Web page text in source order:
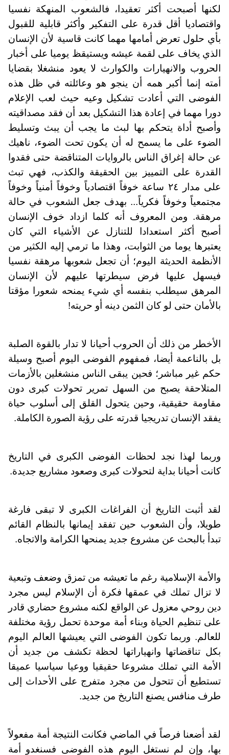
لكنها أصبحت أكثر تعقيدا، فالشعوب المنهكة نفسيا
واقتصاديا أقل قدرة على التفكير وأكثر قابلية للقبول
بأي حلول تعرض أمامها مهما كانت قاسية لأن الإنسان
الذي يخاف على لقمة عيشه ويستيقظ يوميا على أخبار
الحروب والانهيارات والكوارث لا يعود منشغلا بقضايا
أمته إنما أكبر همه أن ينجو هو وعائلته في ظل هذه
الفوضى التي أعادت تشكيل وعيه حيث لعب الإعلام
دورا مهما في إعادة هذا التشكيل بعد أن فقد مصداقيته
وأصبح أداة يتحكم بها لبث ما يجب أن يبث وتسليط
الضوء على ما يسمح له أن يكون تحت الضوء، ناهيك
عن حالة إغراق الناس بالروايات المتناقضة حتى فقدوا
القدرة على التمييز بين الحقيقة والكذب، فهي تبث
على مدار ٢٤ ساعة خوفاً اقتصادياً وخوفاً أمنياً وخوفاً
مجتمعياً وخوفاً فكرياً... بهدف جعل الشعوب في حالة
مرهقة. ومن المعروف أنه كلما ازداد خوف الإنسان
أصبح أكثر استعدادا للتنازل عن الأشياء التي كان
يعتبرها يوما من الثوابت، وهذا ما ترمي إليه الكثير من
الأنظمة الحديثة اليوم؛ أن تجعل شعوبها مرهقة نفسيا
فيسهل عليها فرض سيطرتها عليهم لأن الإنسان
المرهق سيطلب بنفسه أي شيء يمنحه شعورا مؤقتا
بالأمان حتى لو كان الثمن دينه أو حريته!
الأخطر من ذلك أن الحروب أحيانا لا تدار بالقوة الصلبة
بل بالناعمة أيضا، فمفهوم الفوضى اليوم أصبح وسيلة
حكم غير مباشر؛ فحين يبقى الناس منشغلين بالأزمات
المتلاحقة يصبح من السهل تمرير تحولات كبرى دون
مقاومة حقيقية، وحين يتحول القلق إلى أسلوب حياة
يفقد الإنسان تدريجيا قدرته على رؤية الصورة الكاملة.
وربما لهذا نجد لحظات الفوضى الكبرى في التاريخ
كانت أحيانا بداية لتحولات كبرى وصعود مشاريع جديدة.
لقد أثبت التاريخ أن الفراغات الكبرى لا تبقى فارغة
طويلا، وأن الشعوب حين تفقد إيمانها بالنظام القائم
تبدأ بالبحث عن مشروع جديد يمنحها الكرامة والاتجاه.
والأمة الإسلامية رغم ما تعيشه من تمزق وضعف وتبعية
لا تزال تملك في عمقها فكرة أن الإسلام ليس مجرد
دين روحي معزول عن الواقع لكنه مشروع حضاري قادر
على تنظيم الحياة وبناء أمة موحدة تحمل رؤية مختلفة
للعالم. وربما تكون الفوضى التي يعيشها العالم اليوم
بكل تناقضاتها وانهياراتها لحظة تكشف من جديد أن
الأمة التي تملك مشروعا حقيقيا ووعيا سياسيا عميقا
تستطيع أن تتحول من مجرد متفرج على الأحداث إلى
طرف منافس يصنع التاريخ من جديد.
لقد أضعنا فرصاً في الماضي فكانت النتيجة أمة مفعولاً
بها، وإن لم نستغل اليوم هذه الفوضى فسنغدو أمة